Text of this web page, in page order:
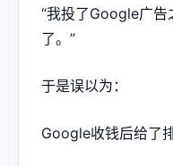
“我投了Google广告
了。”
于是误以为：
Google收钱后给了排